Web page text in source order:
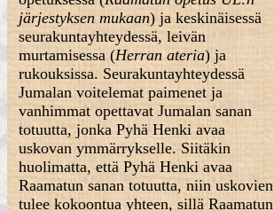
järjestyksen mukaan) ja keskinäisessä
seurakuntayhteydessä, leivän
murtamisessa (Herran ateria) ja
rukouksissa. Seurakuntayhteydessä
Jumalan voitelemat paimenet ja
vanhimmat opettavat Jumalan sanan
totuutta, jonka Pyhä Henki avaa
uskovan ymmärrykselle. Siitäkin
huolimatta, että Pyhä Henki avaa
Raamatun sanan totuutta, niin uskovien
tulee kokoontua yhteen, sillä Raamatun